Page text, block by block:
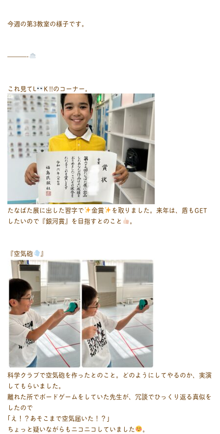
今週の第3教室の様子です。
———-
これ見てL K !!のコーナー。
たなばた展に出した習字で 金賞
を取りました。来年は、盾もGET
したいので『銀河賞』を目指すとのこと
。
『空気砲 』
科学クラブで空気砲を作ったとのこと。どのようにしてやるのか、実演
してもらいました。
離れた所でボードゲームをしていた先生が、冗談でひっくり返る真似を
したので
｢え！？あそこまで空気届いた！？｣
ちょっと疑いながらもニコニコしていました
。